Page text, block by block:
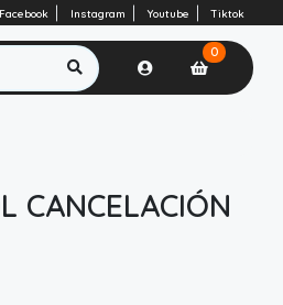
Facebook Instagram Youtube Tiktok
0
CANCELACIÓN